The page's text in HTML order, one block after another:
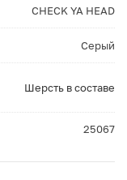
CHECK YA HEAD
Серый
Шерсть в составе
25067